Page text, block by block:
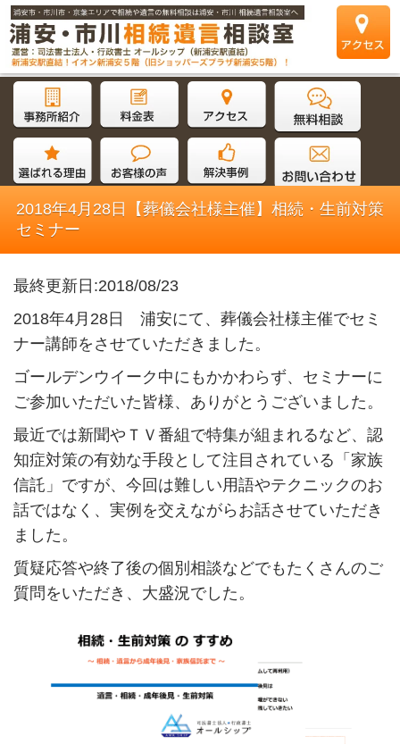
2018年4月28日【葬儀会社様主催】相続・生前対策
セミナー
最終更新日:2018/08/23
2018年4月28日 浦安にて、葬儀会社様主催でセミ
ナー講師をさせていただきました。
ゴールデンウイーク中にもかかわらず、セミナーに
ご参加いただいた皆様、ありがとうございました。
最近では新聞やＴＶ番組で特集が組まれるなど、認
知症対策の有効な手段として注目されている「家族
信託」ですが、今回は難しい用語やテクニックのお
話ではなく、実例を交えながらお話させていただき
ました。
質疑応答や終了後の個別相談などでもたくさんのご
質問をいただき、大盛況でした。